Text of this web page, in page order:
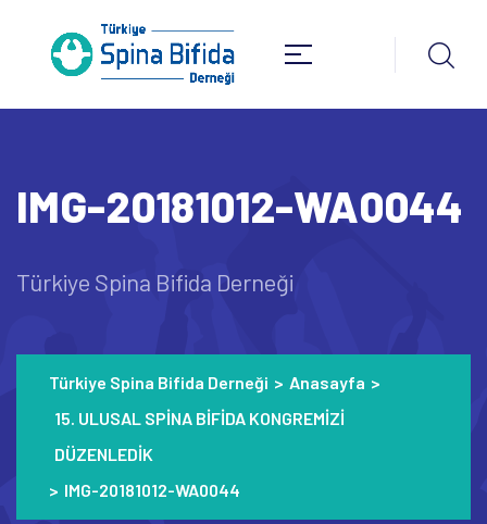
IMG-20181012-WA0044
Türkiye Spina Bifida Derneği
Türkiye Spina Bifida Derneği > Anasayfa >
15. ULUSAL SPİNA BİFİDA KONGREMİZİ
DÜZENLEDİK
> IMG-20181012-WA0044